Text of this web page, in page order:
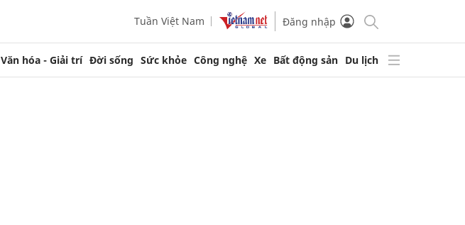
Tuần Việt Nam Đăng nhập
Văn hóa - Giải trí Đời sống Sức khỏe Công nghệ Xe Bất động sản Du lịch